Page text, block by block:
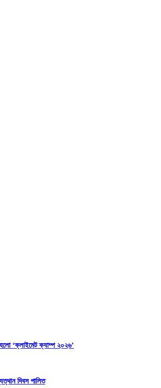
হলো ‘ক্লাইমেট ক্যাম্প ২০২৬’
দিবস পালিত